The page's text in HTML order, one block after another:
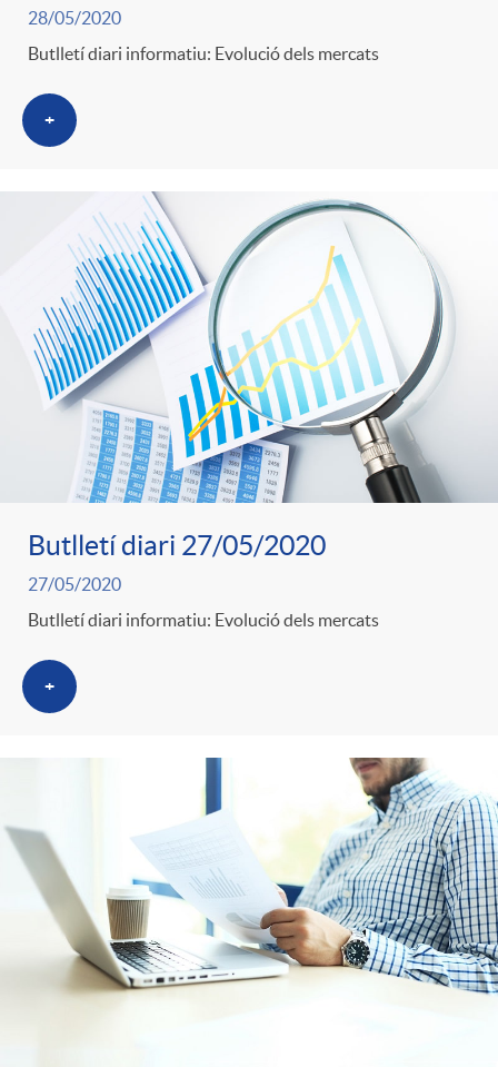
28/05/2020
Butlletí diari informatiu: Evolució dels mercats
+
Butlletí diari 27/05/2020
27/05/2020
Butlletí diari informatiu: Evolució dels mercats
+